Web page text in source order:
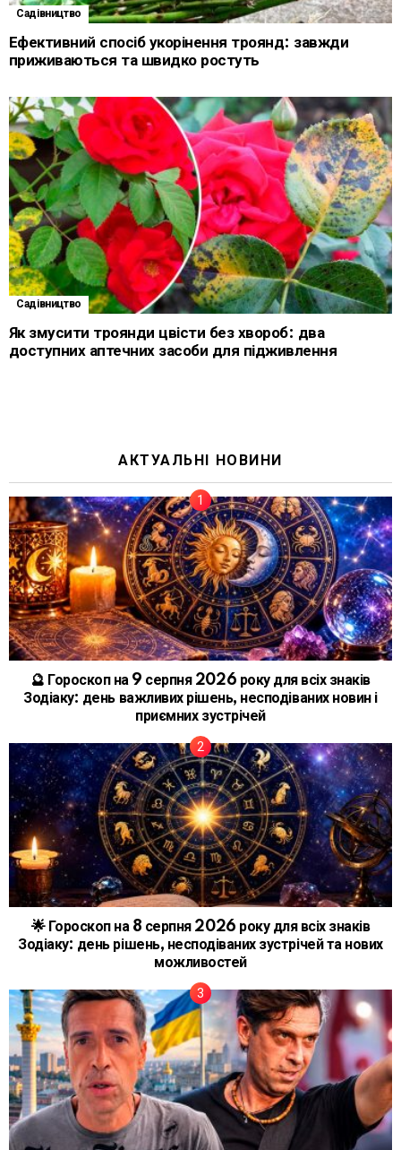
Садівництво
Ефективний спосіб укорінення троянд: завжди
приживаються та швидко ростуть
Садівництво
Як змусити троянди цвісти без хвороб: два
доступних аптечних засоби для підживлення
АКТУАЛЬНІ НОВИНИ
🔮 Гороскоп на 9 серпня 2026 року для всіх знаків
Зодіаку: день важливих рішень, несподіваних новин і
приємних зустрічей
🌟 Гороскоп на 8 серпня 2026 року для всіх знаків
Зодіаку: день рішень, несподіваних зустрічей та нових
можливостей